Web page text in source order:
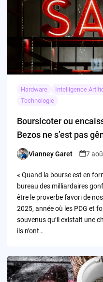
Hardware Intelligence
Technologie
Boursicoter ou
Bezos ne s’est pas
Posted
Vianney Garet 7
« Quand la bourse est en
bureau des milliardaires
être le proverbe favori de
2025, année où les PDG et
souvenus qu’il existait une
ils n’ont…